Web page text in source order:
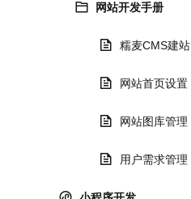
网站开发手册
糯麦CMS建站
网站首页设置
网站图库管理
用户需求管理